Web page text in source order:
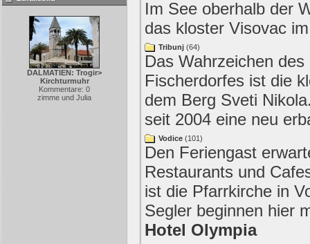
DALMATIEN: Trogir>
Kirchturmuhr
Kommentare: 0
zimme und Julia
Im See oberhalb der
das kloster Visovac
Tribunj (64)
Das Wahrzeichen des
Fischerdorfes ist die
dem Berg Sveti
seit 2004 eine neu
Vodice (101)
Den Feriengast
Restaurants und
ist die Pfarrkirche in
Segler beginnen hier
Hotel Olympia